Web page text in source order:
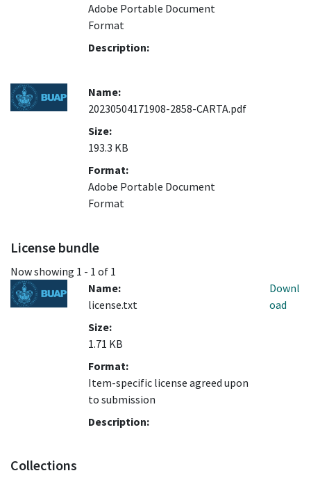
Adobe Portable Document
Format
Description:
Name:
20230504171908-2858-CARTA.pdf
Size:
193.3 KB
Format:
Adobe Portable Document
Format
License bundle
Now showing 1 - 1 of 1
Name:
license.txt
Size:
1.71 KB
Format:
Item-specific license agreed upon
to submission
Description:
Downl
oad
Collections